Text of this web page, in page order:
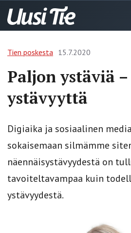
Tien poskesta 15.7.2020
Paljon ystäviä
ystävyyttä
Digiaika ja sosiaalinen
sokaisemaan silmämme
näennäisystävyydestä on
tavoiteltavampaa kuin
ystävyydestä.